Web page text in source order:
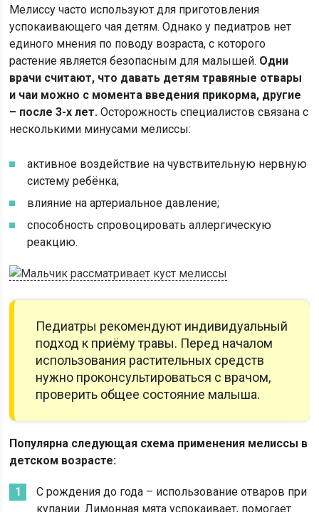
Мелиссу часто используют для приготовления
успокаивающего чая детям. Однако у педиатров нет
единого мнения по поводу возраста, с которого
растение является безопасным для малышей. Одни
врачи считают, что давать детям травяные отвары
и чаи можно с момента введения прикорма, другие
– после 3-х лет. Осторожность специалистов связана с
несколькими минусами мелиссы:
активное воздействие на чувствительную нервную
систему ребёнка;
влияние на артериальное давление;
способность спровоцировать аллергическую
реакцию.
Педиатры рекомендуют индивидуальный
подход к приёму травы. Перед началом
использования растительных средств
нужно проконсультироваться с врачом,
проверить общее состояние малыша.
Популярна следующая схема применения мелиссы в
детском возрасте:
С рождения до года – использование отваров при
купании. Лимонная мята успокаивает, помогает